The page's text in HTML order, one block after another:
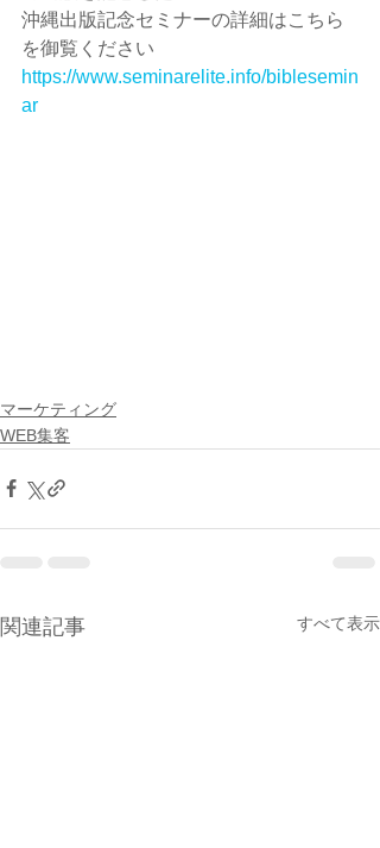
沖縄出版記念セミナーの詳細はこちら
を御覧ください
https://www.seminarelite.info/biblesemin
ar
マーケティング
WEB集客
関連記事 すべて表示